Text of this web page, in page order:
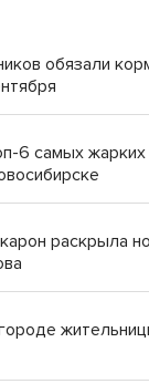
обязали
6 самых жарких
раскрыла